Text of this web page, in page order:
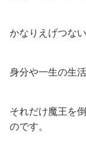
かなりえげつな
身分や一生の生
それだけ魔王を
のです。